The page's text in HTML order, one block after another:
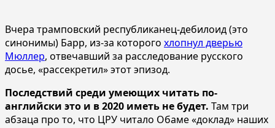
Вчера трамповский республиканец-дебилоид (это
синонимы) Барр, из-за которого хлопнул дверью
Мюллер, отвечавший за расследование русского
досье, «рассекретил» этот эпизод.
Последствий среди умеющих читать по-
английски это и в 2020 иметь не будет. Там три
абзаца про то, что ЦРУ читало Обаме «доклад» наших